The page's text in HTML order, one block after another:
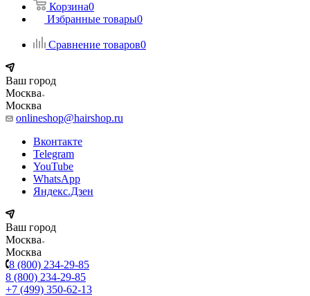
Корзина0
Избранные товары0
Сравнение товаров0
Ваш город
Москва
Москва
onlineshop@hairshop.ru
Вконтакте
Telegram
YouTube
WhatsApp
Яндекс.Дзен
Ваш город
Москва
Москва
8 (800) 234-29-85
8 (800) 234-29-85
+7 (499) 350-62-13